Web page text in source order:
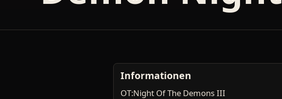
Informationen
OT:Night Of The Demons III